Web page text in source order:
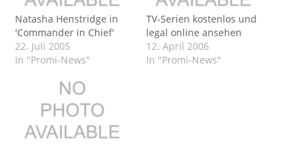
Natasha Henstridge in
'Commander in Chief'
22. Juli 2005
In "Promi-News"
TV-Serien kostenlos und
legal online ansehen
12. April 2006
In "Promi-News"